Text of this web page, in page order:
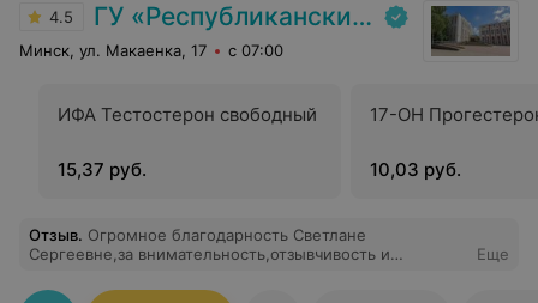
4.5 ГУ «Республиканский научно-практический центр медицинской экспертизы и реабилитаци»
Минск, ул. Макаенка, 17 с 07:00
ИФА Тестостерон свободный
15,37 руб.
17-ОН
10,03 руб.
Отзыв. Огромное благодарность Светлане
Сергеевне,за внимательность,отзывчивость и
постоянный пациент.
Еще